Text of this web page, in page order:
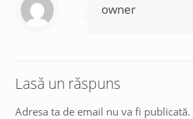
owner
Lasă un răspuns
Adresa ta de email nu va fi publicată.